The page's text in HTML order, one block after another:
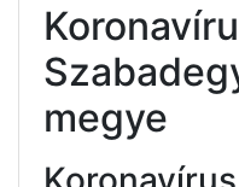
megye